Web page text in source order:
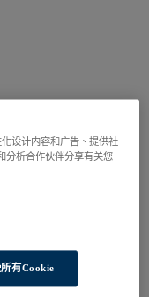
设计内容和广告、提供社
分析合作伙伴分享有关您
有Cookie